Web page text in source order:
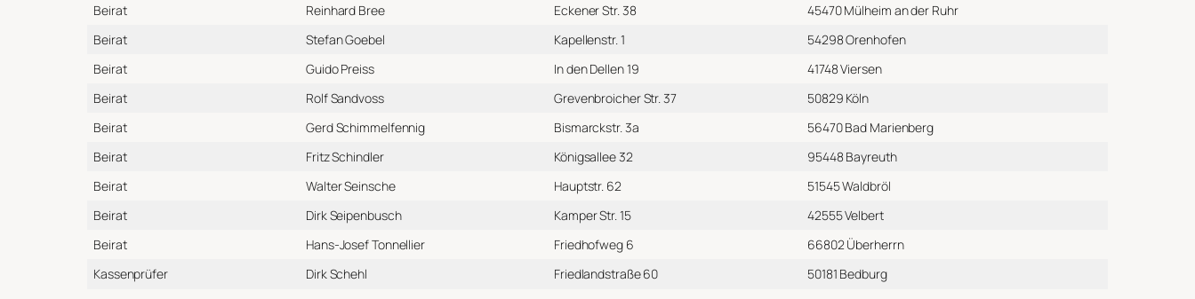
Beirat
Reinhard Bree Eckener Str. 38
45470 Mülheim an der Ruhr
Beirat
Stefan Goebel Kapellenstr. 1
54298 Orenhofen
Beirat
Guido Preiss In den Dellen 19
41748 Viersen
Beirat
Rolf Sandvoss Grevenbroicher Str. 37
50829 Köln
Beirat
Gerd Schimmelfennig Bismarckstr. 3a
56470 Bad Marienberg
Beirat
Fritz Schindler Königsallee 32
95448 Bayreuth
Beirat
Walter Seinsche Hauptstr. 62
51545 Waldbröl
Beirat
Dirk Seipenbusch Kamper Str. 15
42555 Velbert
Beirat
Hans-Josef Tonnellier Friedhofweg 6
66802 Überherrn
Kassenprüfer
Dirk Schehl Friedlandstraße 60 50181 Bedburg